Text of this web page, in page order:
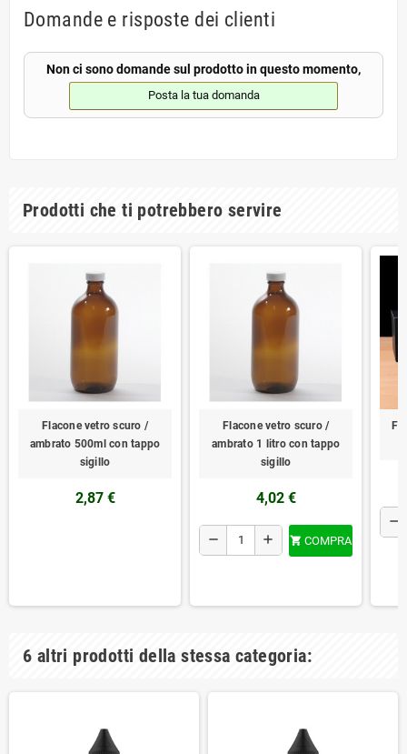
Domande e risposte dei clienti
Non ci sono domande sul prodotto in questo momento,
Posta la tua domanda
Prodotti che ti potrebbero servire
Flacone vetro scuro /
ambrato 500ml con tappo
sigillo
2,87 €
Flacone vetro scuro /
ambrato 1 litro con tappo
sigillo
4,02 €
remove add  COMPRA
remove
6 altri prodotti della stessa categoria: